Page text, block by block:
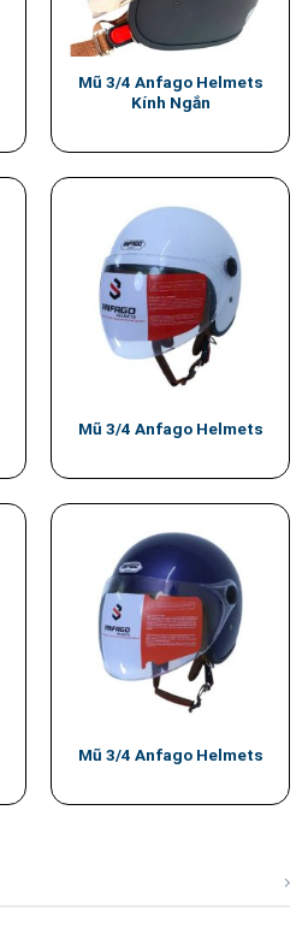
Mũ 3/4 Anfago Helmets
Kính Ngắn
Mũ 3/4 Anfago Helmets
Mũ 3/4 Anfago Helmets